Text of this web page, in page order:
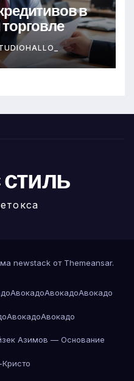
в
newstack от Themeansar.
АвокадоАвокадоАвокадо
АвокадоАвокадо
Азимов — Основание